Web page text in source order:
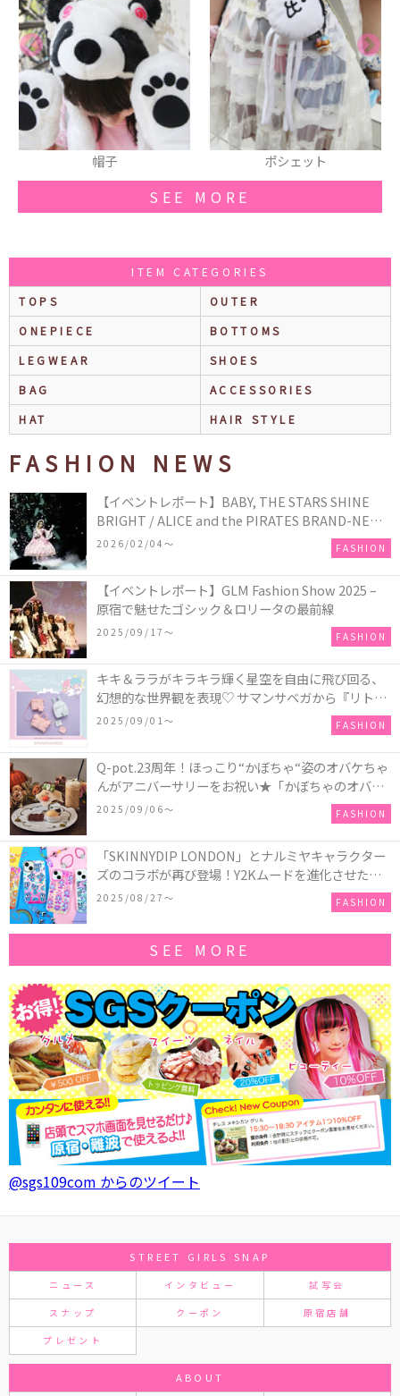
SEE MORE
ITEM CATEGORIES
TOPS
OUTER
ONEPIECE
BOTTOMS
LEGWEAR
SHOES
BAG
ACCESSORIES
HAT
HAIR STYLE
FASHION NEWS
【イベントレポート】BABY, THE STARS SHINE
BRIGHT / ALICE and the PIRATES BRAND-NEW
COLLECTION in TOKYO
2026/02/04〜 FASHION
【イベントレポート】GLM Fashion Show 2025 –
原宿で魅せたゴシック＆ロリータの最前線
2025/09/17〜 FASHION
キキ＆ララがキラキラ輝く星空を自由に飛び回る、
幻想的な世界観を表現♡ サマンサベガから『リトル
ツインスターズ』50周年アニバーサリーイヤー』を
2025/09/01〜 FASHION
Q-pot.23周年！ほっこり“かぼちゃ“姿のオバケちゃ
んがアニバーサリーをお祝い★「かぼちゃのオバケ
ーキアクセサリー」が新発売！Q-pot CAFE.では
「かぼちゃのオバケーキプレート」も登場
2025/09/06〜 FASHION
「SKINNYDIP LONDON」とナルミヤキャラクター
ズのコラボが再び登場！Y2Kムードを進化させた新
作コレクションを発売♪
2025/08/27〜 FASHION
SEE MORE
@sgs109com からのツイート
STREET GIRLS SNAP
ニュース インタビュー 試写会
スナップ クーポン 原宿店舗
プレゼント
ABOUT